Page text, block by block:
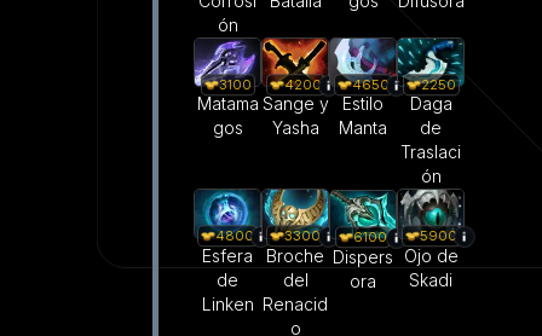
ón
3100
Matama
gos
4200
Sange y
Yasha
4650
Estilo
Manta
2250
Daga
de
Traslaci
ón
4800
Esfera
de
Linken
3300
Broche
del
Renacid
o
6100
Dispers
ora
5900
Ojo de
Skadi